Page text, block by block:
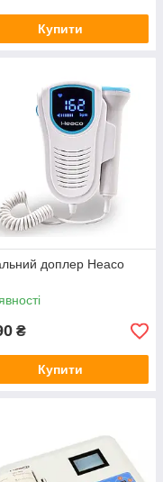
Купити
доплер Heaco
₴
Купити